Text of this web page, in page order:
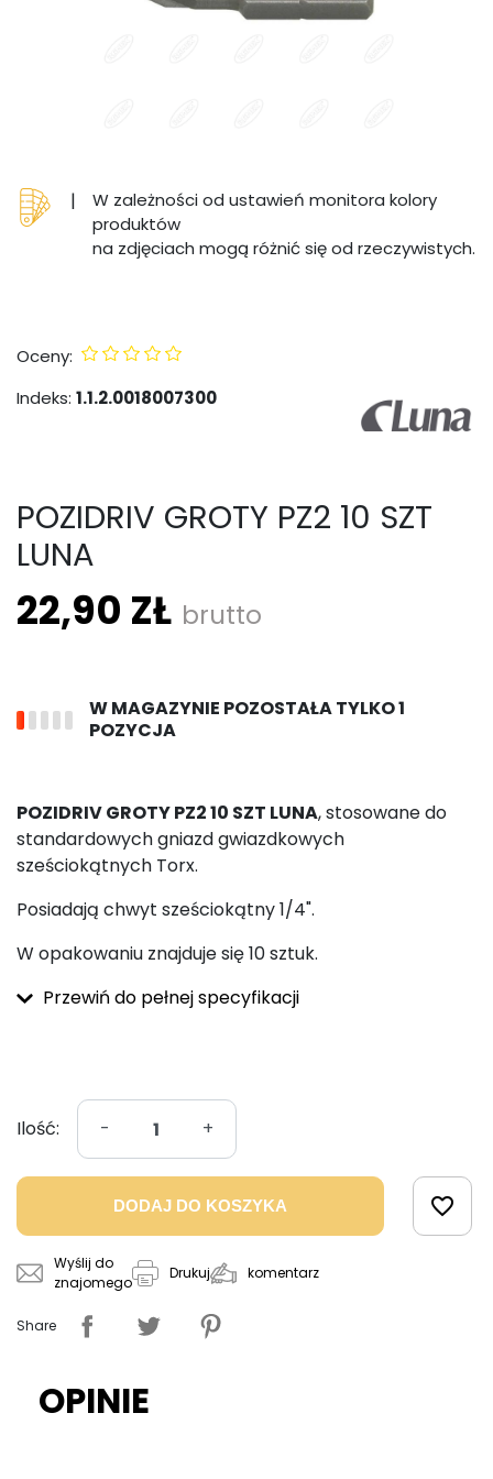
|
W zależności od ustawień monitora kolory
produktów
na zdjęciach mogą różnić się od rzeczywistych.
Oceny:
Indeks: 1.1.2.0018007300
POZIDRIV GROTY PZ2 10 SZT
LUNA
22,90 ZŁ brutto
W MAGAZYNIE POZOSTAŁA TYLKO 1
POZYCJA
POZIDRIV GROTY PZ2 10 SZT LUNA, stosowane do
standardowych gniazd gwiazdkowych
sześciokątnych Torx.
Posiadają chwyt sześciokątny 1/4".
W opakowaniu znajduje się 10 sztuk.
Przewiń do pełnej specyfikacji
Ilość: - +
DODAJ DO KOSZYKA favorite_border
Wyślij do
znajomego
Drukuj komentarz
Share
OPINIE